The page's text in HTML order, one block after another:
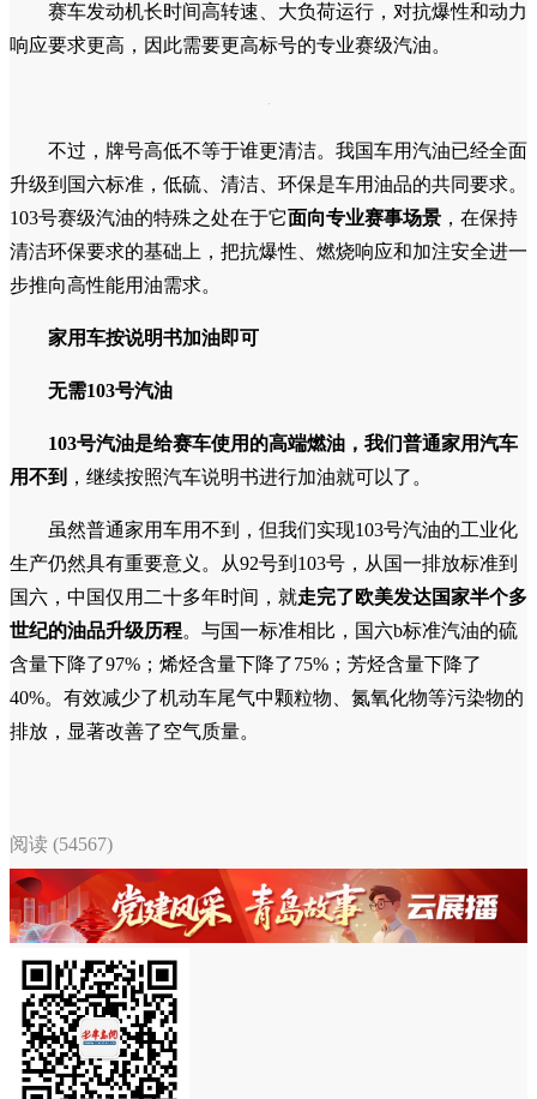
赛车发动机长时间高转速、大负荷运行，对抗爆性和动力
响应要求更高，因此需要更高标号的专业赛级汽油。
不过，牌号高低不等于谁更清洁。我国车用汽油已经全面
升级到国六标准，低硫、清洁、环保是车用油品的共同要求。
103号赛级汽油的特殊之处在于它面向专业赛事场景 ，在保持
清洁环保要求的基础上，把抗爆性、燃烧响应和加注安全进一
步推向高性能用油需求。
家用车按说明书加油即可
无需103号汽油
103号汽油是给赛车使用的高端燃油，我们普通家用汽车
用不到 ，继续按照汽车说明书进行加油就可以了。
虽然普通家用车用不到，但我们实现103号汽油的工业化
生产仍然具有重要意义。从92号到103号，从国一排放标准到
国六，中国仅用二十多年时间，就走完了欧美发达国家半个多
世纪的油品升级历程。与国一标准相比，国六b标准汽油的硫
含量下降了97%；烯烃含量下降了75%；芳烃含量下降了
40%。有效减少了机动车尾气中颗粒物、氮氧化物等污染物的
排放，显著改善了空气质量。
阅读 (54567)